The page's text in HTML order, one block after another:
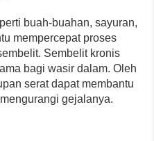
buah-buahan, sayuran,
mempercepat proses
Sembelit kronis
bagi wasir dalam. Oleh
serat dapat membantu
gejalanya.